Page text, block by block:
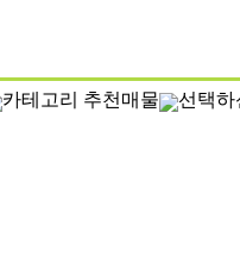
카테고리 추천매물 선택하